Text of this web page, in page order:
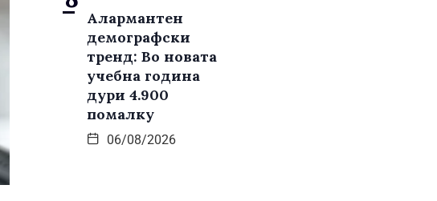
Алармантен
демографски
тренд: Во новата
учебна година
дури 4.900
помалку
06/08/2026